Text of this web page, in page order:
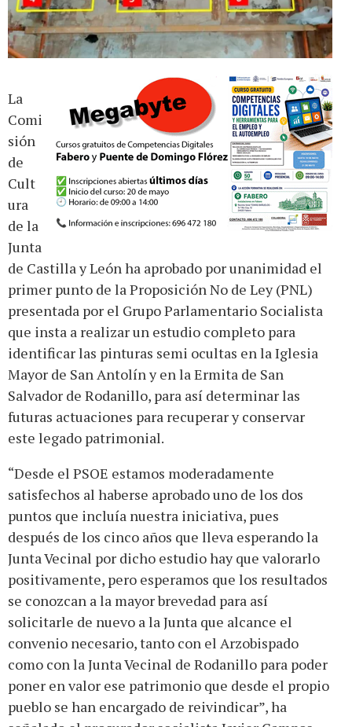
La
Comi
sión
de
Cult
ura
de la
Junta
de Castilla y León ha aprobado por unanimidad el
primer punto de la Proposición No de Ley (PNL)
presentada por el Grupo Parlamentario Socialista
que insta a realizar un estudio completo para
identificar las pinturas semi ocultas en la Iglesia
Mayor de San Antolín y en la Ermita de San
Salvador de Rodanillo, para así determinar las
futuras actuaciones para recuperar y conservar
este legado patrimonial.
“Desde el PSOE estamos moderadamente
satisfechos al haberse aprobado uno de los dos
puntos que incluía nuestra iniciativa, pues
después de los cinco años que lleva esperando la
Junta Vecinal por dicho estudio hay que valorarlo
positivamente, pero esperamos que los resultados
se conozcan a la mayor brevedad para así
solicitarle de nuevo a la Junta que alcance el
convenio necesario, tanto con el Arzobispado
como con la Junta Vecinal de Rodanillo para poder
poner en valor ese patrimonio que desde el propio
pueblo se han encargado de reivindicar”, ha